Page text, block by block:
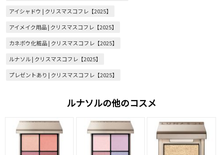
アイシャドウ | クリスマスコフレ【2025】
アイメイク用品 | クリスマスコフレ【2025】
カネボウ化粧品 | クリスマスコフレ【2025】
ルナソル | クリスマスコフレ【2025】
プレゼントあり | クリスマスコフレ【2025】
ルナソルの他のコスメ